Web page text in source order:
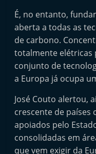
a
r
e
t
u
o
m
É, no entanto,
aberta a todas as
de carbono.
totalmente elétricas
conjunto de
a Europa já ocupa
José Couto alertou,
crescente de países
apoiados pelo
consolidadas em
que vem exigir da